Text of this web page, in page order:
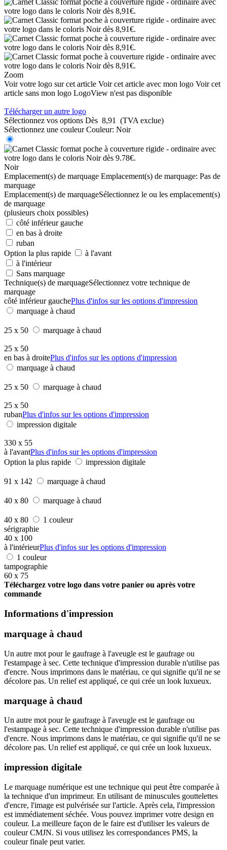
Zoom
Voir votre logo sur cet article Voir cet article avec mon logo Voir cet
article sans mon logo LogoView n'est pas disponible
Télécharger un autre logo
Sélectionnez vos options Dès 8,91
(TVA exclue)
Sélectionnez une couleur Couleur: Noir
Noir
Emplacement(s) de marquage Emplacement(s) de marquage: Pas de
marquage
Emplacement(s) de marquageSélectionnez le ou les emplacement(s)
de marquage
(plusieurs choix possibles)
côté inférieur gauche
en bas à droite
ruban
Option la plus rapide
à l'avant
à l'intérieur
Sans marquage
Technique(s) de marquageSélectionnez votre technique de
marquage
côté inférieur gauchePlus d'infos sur les options d'impression
marquage à chaud
25 x 50 marquage à chaud
25 x 50
en bas à droitePlus d'infos sur les options d'impression
marquage à chaud
25 x 50 marquage à chaud
25 x 50
rubanPlus d'infos sur les options d'impression
impression digitale
330 x 55
à l'avantPlus d'infos sur les options d'impression
Option la plus rapide
impression digitale
91 x 142 marquage à chaud
40 x 80 marquage à chaud
40 x 80
1 couleur
sérigraphie
40 x 100
à l'intérieurPlus d'infos sur les options d'impression
1 couleur
tampographie
60 x 75
Téléchargez votre logo dans votre panier ou après votre
commande
Informations d'impression
marquage à chaud
Un autre mot pour le gaufrage à l'aveugle est le gaufrage ou
l'estampage à sec. Cette technique d'impression durable n'utilise pas
d'encre. Nous imprimons dans le matériau, ce qui signifie qu'il ne se
décolore pas. Un relief est appliqué, ce qui crée un look luxueux.
marquage à chaud
Un autre mot pour le gaufrage à l'aveugle est le gaufrage ou
l'estampage à sec. Cette technique d'impression durable n'utilise pas
d'encre. Nous imprimons dans le matériau, ce qui signifie qu'il ne se
décolore pas. Un relief est appliqué, ce qui crée un look luxueux.
impression digitale
Le marquage numérique est une technique qui peut être comparée à
la technique d'un imprimeur. En utilisant de minuscules gouttelettes
d'encre, l'image est pulvérisée sur l'article. Après cela, l'impression
est immédiatement séchée. Vous pouvez imprimer votre design en
couleur. La meilleure façon de le faire est d'utiliser les valeurs de
couleur CMJN. Si vous utilisez les correspondances PMS, la
couleur finale peut varier.